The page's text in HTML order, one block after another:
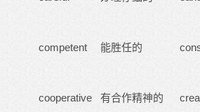
competent 能胜任的
cooperative 有合作精神的